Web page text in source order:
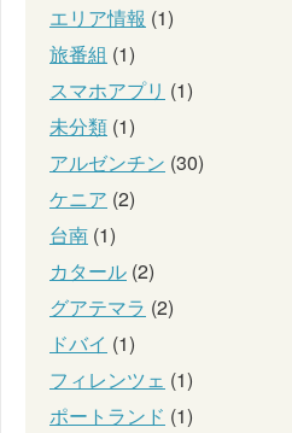
エリア情報 (1)
旅番組 (1)
スマホアプリ (1)
未分類 (1)
アルゼンチン (30)
ケニア (2)
台南 (1)
カタール (2)
グアテマラ (2)
ドバイ (1)
フィレンツェ (1)
ポートランド (1)